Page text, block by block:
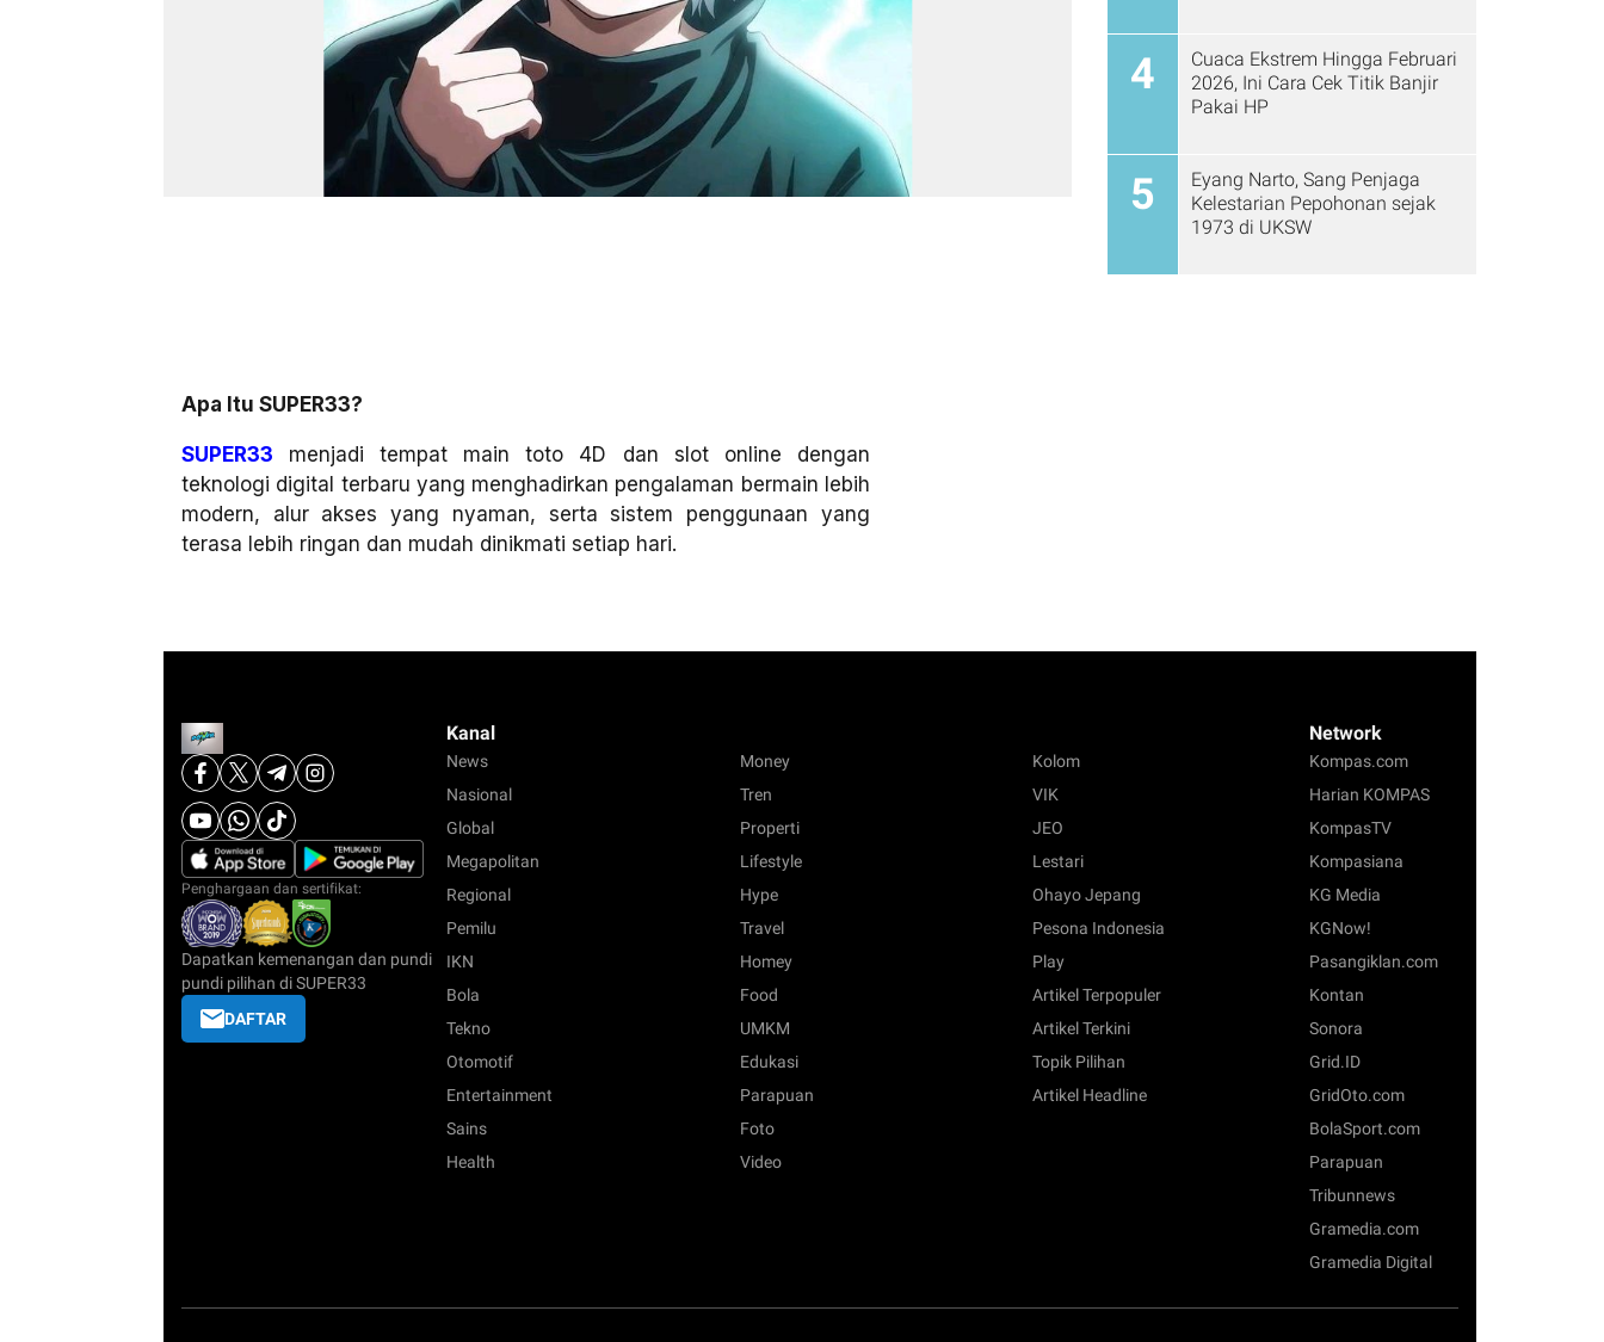
Apa Itu SUPER33?
SUPER33 menjadi tempat main toto 4D dan slot online dengan
teknologi digital terbaru yang menghadirkan pengalaman bermain lebih
modern, alur akses yang nyaman, serta sistem penggunaan yang
terasa lebih ringan dan mudah dinikmati setiap hari.
4
Cuaca Ekstrem Hingga Februari
2026, Ini Cara Cek Titik Banjir
Pakai HP
5
Eyang Narto, Sang Penjaga
Kelestarian Pepohonan sejak
1973 di UKSW
Penghargaan dan sertifikat:
Dapatkan kemenangan dan pundi
pundi pilihan di SUPER33
DAFTAR
Kanal
News
Nasional
Global
Megapolitan
Regional
Pemilu
IKN
Bola
Tekno
Otomotif
Entertainment
Sains
Health
Money
Tren
Properti
Lifestyle
Hype
Travel
Homey
Food
UMKM
Edukasi
Parapuan
Foto
Video
Kolom
VIK
JEO
Lestari
Ohayo Jepang
Pesona Indonesia
Play
Artikel Terpopuler
Artikel Terkini
Topik Pilihan
Artikel Headline
Network
Kompas.com
Harian KOMPAS
KompasTV
Kompasiana
KG Media
KGNow!
Pasangiklan.com
Kontan
Sonora
Grid.ID
GridOto.com
BolaSport.com
Parapuan
Tribunnews
Gramedia.com
Gramedia Digital